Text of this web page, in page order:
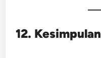
12. Kesimpulan